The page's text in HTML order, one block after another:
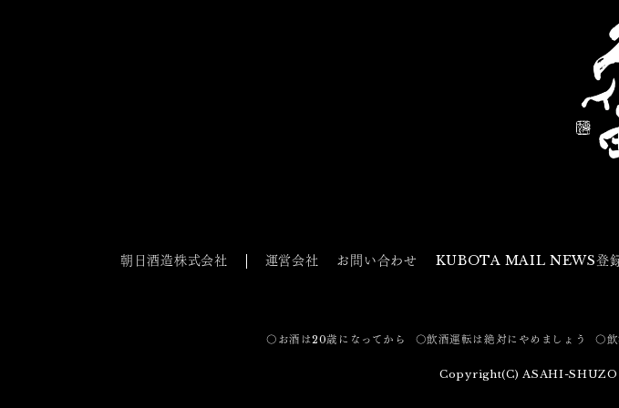
朝日酒造株式会社 運営会社 お問い合わせ KUBOTA MAIL NEWS登
〇お酒は20歳になってから 〇飲酒運転は絶対にやめましょう 〇
Copyright(C) ASAHI-SHUZO